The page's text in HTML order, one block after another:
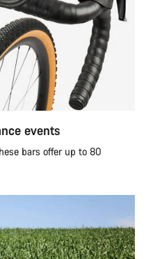
events
bars offer up to 80